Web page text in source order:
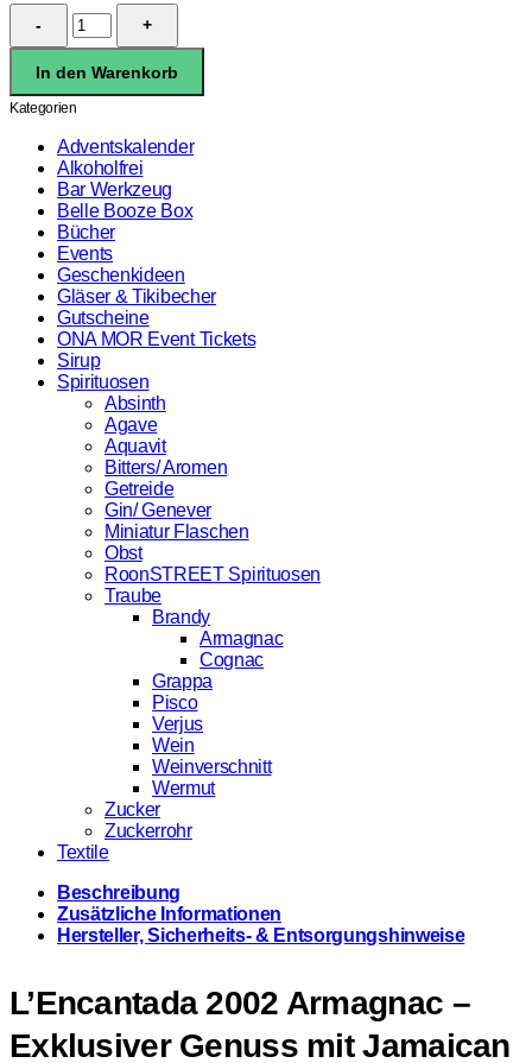
L
´Encantada
2002
Armagnac
finish
in
WP
Rum
Fass
56,8%
0,5l
Menge
In den Warenkorb
Kategorien
Adventskalender
Alkoholfrei
Bar Werkzeug
Belle Booze Box
Bücher
Events
Geschenkideen
Gläser & Tikibecher
Gutscheine
ONA MOR Event Tickets
Sirup
Spirituosen
Absinth
Agave
Aquavit
Bitters/ Aromen
Getreide
Gin/ Genever
Miniatur Flaschen
Obst
RoonSTREET Spirituosen
Traube
Brandy
Armagnac
Cognac
Grappa
Pisco
Verjus
Wein
Weinverschnitt
Wermut
Zucker
Zuckerrohr
Textile
Beschreibung
Zusätzliche Informationen
Hersteller, Sicherheits- & Entsorgungshinweise
L’Encantada 2002 Armagnac –
Exklusiver Genuss mit Jamaican